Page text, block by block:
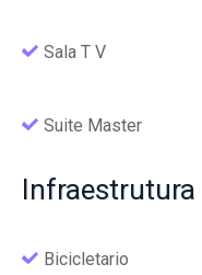
Sala T V
Suite Master
Infraestrutura
Bicicletario